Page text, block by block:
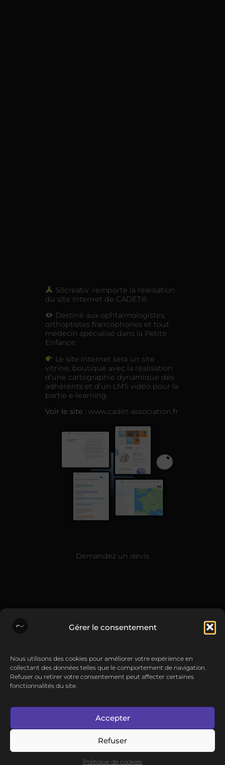
Gérer le consentement
Nous utilisons des cookies pour améliorer votre expérience en
collectant des données telles que le comportement de navigation.
Refuser ou retirer votre consentement peut affecter certaines
fonctionnalités du site.
Accepter
Refuser
Politique de cookies
Sõcreativ’ remporte la réalisation
du site Internet de CADET®.
Destiné aux ophtalmologistes,
orthoptistes francophones et tout
médecin spécialisé dans la Petite
Enfance.
Le site Internet sera un site
vitrine, boutique avec la réalisation
d’une cartographie dynamique des
adhérents et d’un LMS vidéo pour la
partie e-learning.
Voir le site : www.cadet-association.fr
Demandez un devis